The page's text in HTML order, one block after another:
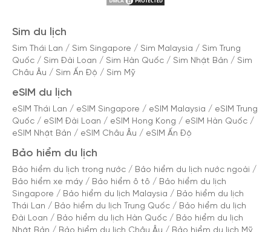
Sim du lịch
Sim Thái Lan / Sim Singapore / Sim Malaysia / Sim Trung
Quốc / Sim Đài Loan / Sim Hàn Quốc / Sim Nhật Bản / Sim
Châu Âu / Sim Ấn Độ / Sim Mỹ
eSIM du lịch
eSIM Thái Lan / eSIM Singapore / eSIM Malaysia / eSIM Trung
Quốc / eSIM Đài Loan / eSIM Hong Kong / eSIM Hàn Quốc /
eSIM Nhật Bản / eSIM Châu Âu / eSIM Ấn Độ
Bảo hiểm du lịch
Bảo hiểm du lịch trong nước / Bảo hiểm du lịch nước ngoài /
Bảo hiểm xe máy / Bảo hiểm ô tô / Bảo hiểm du lịch
Singapore / Bảo hiểm du lịch Malaysia / Bảo hiểm du lịch
Thái Lan / Bảo hiểm du lịch Trung Quốc / Bảo hiểm du lịch
Đài Loan / Bảo hiểm du lịch Hàn Quốc / Bảo hiểm du lịch